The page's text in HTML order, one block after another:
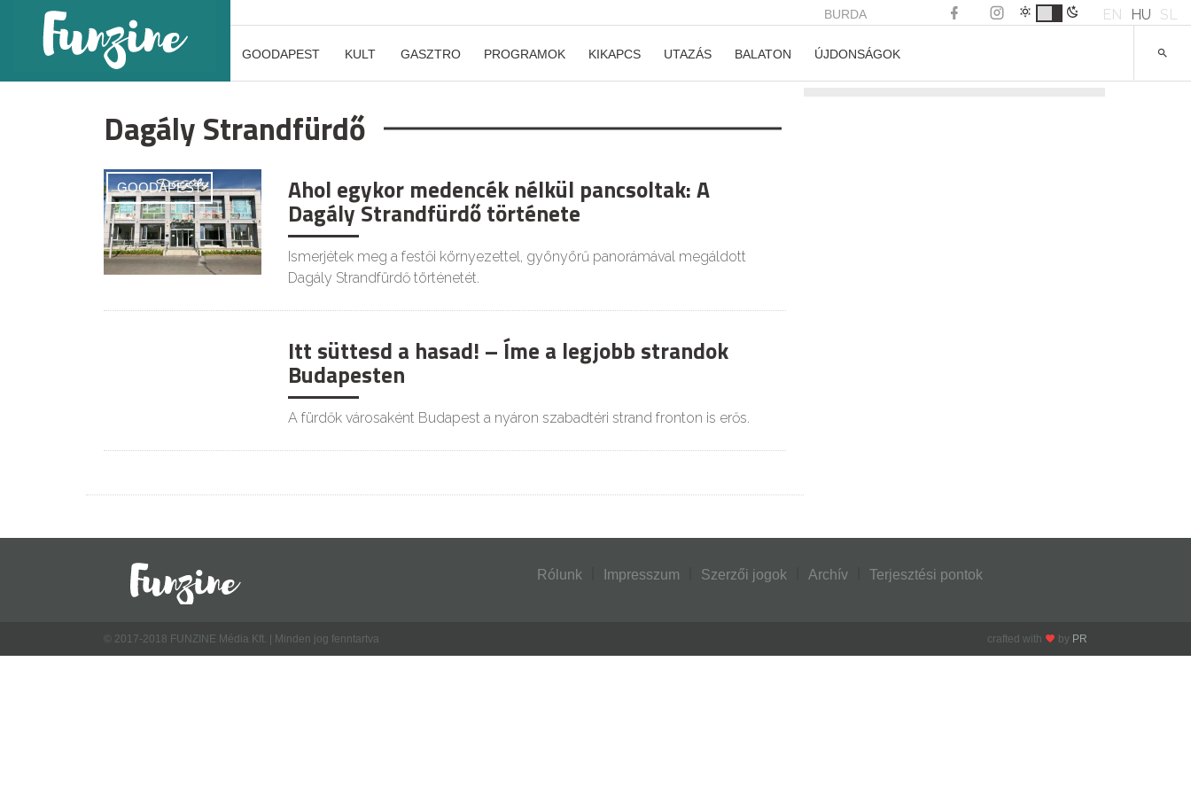
BURDA EN HU SL
GOODAPEST KULT GASZTRO PROGRAMOK KIKAPCS UTAZÁS BALATON ÚJDONSÁGOK
Dagály Strandfürdő
GOODAPEST Ahol egykor medencék nélkül pancsoltak: A
Dagály Strandfürdő története
Ismerjétek meg a festői környezettel, gyönyörű panorámával megáldott
Dagály Strandfürdő történetét.
Itt süttesd a hasad! – Íme a legjobb strandok
Budapesten
A fürdők városaként Budapest a nyáron szabadtéri strand fronton is erős.
Rólunk Impresszum Szerzői jogok Archív Terjesztési pontok
© 2017-2018 FUNZINE Média Kft. | Minden jog fenntartva crafted with by PR